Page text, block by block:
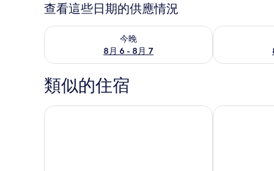
查看這些日期的供應情況
今晚
8月 6 - 8月 7
查看今晚 (8月 6 - 8月 7) 的供應情況 查看明天 (8
類似的住宿
Casa Barros Vacation Condos Varali Grand